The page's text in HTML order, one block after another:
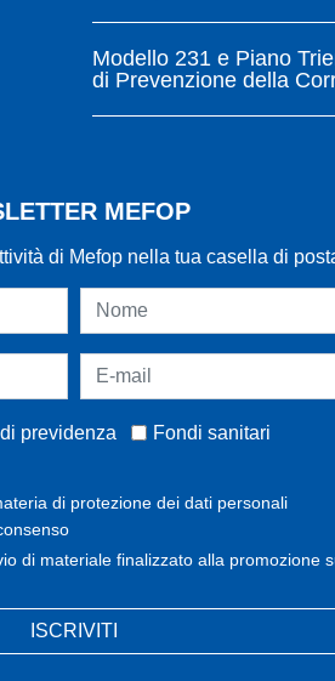
Modello 231 e Piano
di Prevenzione della
MEFOP
di Mefop nella tua casella di
previdenza Fondi sanitari
di protezione dei dati personali
di materiale finalizzato alla promozione
ISCRIVITI